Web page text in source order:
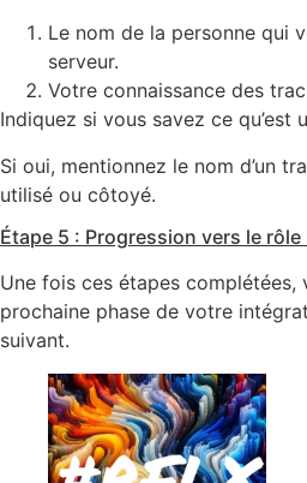
Le nom de la personne qui
serveur.
Votre connaissance des
Indiquez si vous savez ce qu’est
Si oui, mentionnez le nom d’un
utilisé ou côtoyé.
Étape 5 : Progression vers le
Une fois ces étapes complétées,
prochaine phase de votre
suivant.